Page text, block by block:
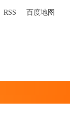
RSS 百度地图